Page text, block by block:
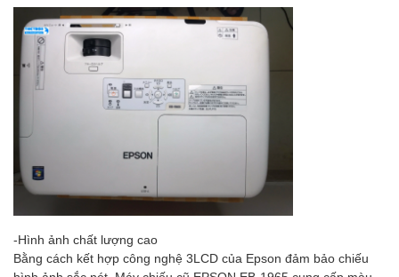
-Hình ảnh chất lượng cao
Bằng cách kết hợp công nghệ 3LCD của Epson đảm bảo chiếu